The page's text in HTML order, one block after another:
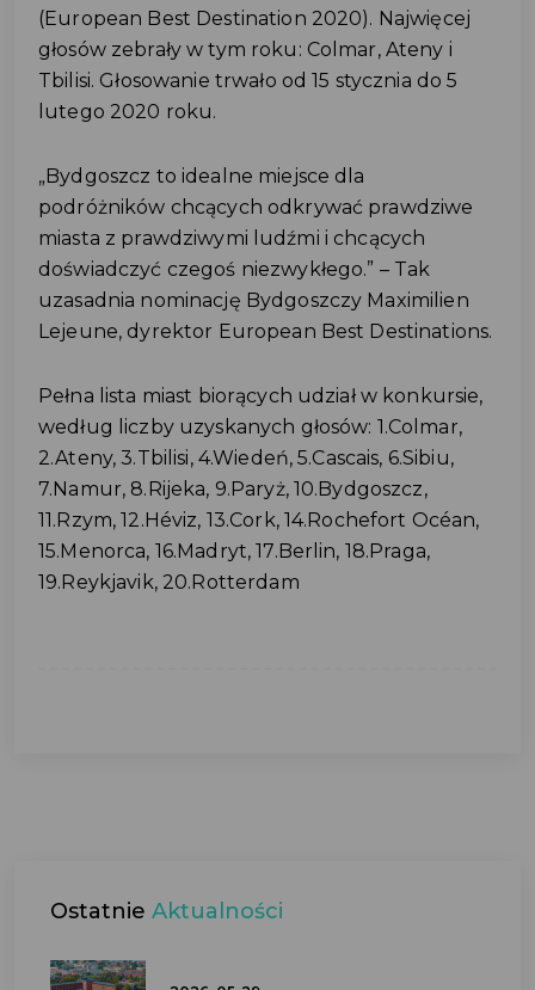
(European Best Destination 2020). Najwięcej
głosów zebrały w tym roku: Colmar, Ateny i
Tbilisi. Głosowanie trwało od 15 stycznia do 5
lutego 2020 roku.
„Bydgoszcz to idealne miejsce dla
podróżników chcących odkrywać prawdziwe
miasta z prawdziwymi ludźmi i chcących
doświadczyć czegoś niezwykłego.” – Tak
uzasadnia nominację Bydgoszczy Maximilien
Lejeune, dyrektor European Best Destinations.
Pełna lista miast biorących udział w konkursie,
według liczby uzyskanych głosów: 1.Colmar,
2.Ateny, 3.Tbilisi, 4.Wiedeń, 5.Cascais, 6.Sibiu,
7.Namur, 8.Rijeka, 9.Paryż, 10.Bydgoszcz,
11.Rzym, 12.Héviz, 13.Cork, 14.Rochefort Océan,
15.Menorca, 16.Madryt, 17.Berlin, 18.Praga,
19.Reykjavik, 20.Rotterdam
Ostatnie Aktualności